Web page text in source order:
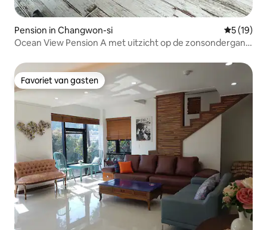
Pension in Changwon-si
5 (19)
Ocean View Pension A met uitzicht op de zonsondergang
Favoriet van gasten
Favoriet van gasten